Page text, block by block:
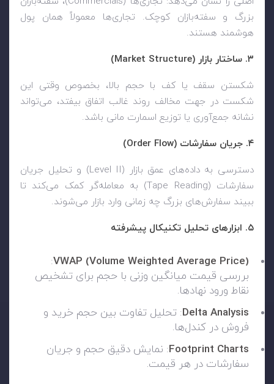
بزرگ و سفته‌بازان کوچک. تجاری‌ها معمولاً همان پول
هوشمند هستند.
۳. ساختار بازار (Market Structure)
شکستن سقف یا کف با حجم بالا، بخصوص وقتی این
شکست در جهت مخالف روند غالب اتفاق بیفتد، می‌تواند
نشانه جمع‌آوری یا توزیع اسمارت مانی باشد.
۴. جریان سفارشات (Order Flow)
دسترسی به داده‌های عمق بازار (Level II) و تحلیل جریان
سفارشات (Tape Reading) به معامله‌گر کمک می‌کند تا
ببیند سفارش‌های بزرگ چه زمانی وارد بازار می‌شوند.
۵. ابزارهای تحلیل تکنیکال پیشرفته
VWAP (Volume Weighted Average Price)
:
بررسی قیمت میانگین وزنی با حجم برای تشخیص
نقاط ورود نهادها.
Delta Analysis: تحلیل تفاوت بین حجم خرید و
فروش در کندل‌ها.
Footprint Charts: نمایش دقیق حجم و جریان
سفارشات در هر قیمت.